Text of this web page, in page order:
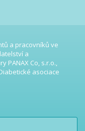
a pracovníků ve
a
PANAX Co, s.r.o.,
asociace